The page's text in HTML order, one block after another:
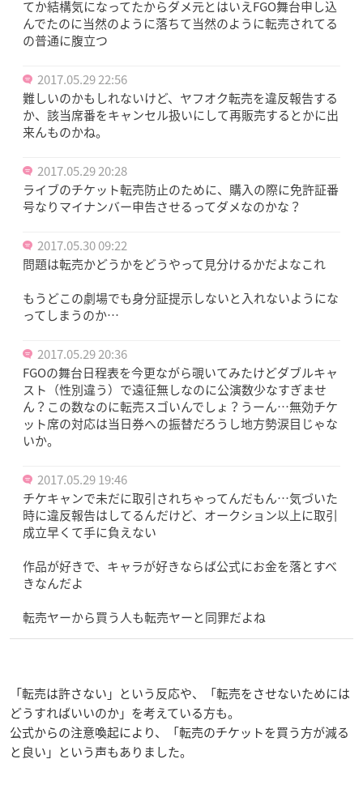
てか結構気になってたからダメ元とはいえFGO舞台申し込
んでたのに当然のように落ちて当然のように転売されてる
の普通に腹立つ
2017.05.29 22:56
難しいのかもしれないけど、ヤフオク転売を違反報告する
か、該当席番をキャンセル扱いにして再販売するとかに出
来んものかね。
2017.05.29 20:28
ライブのチケット転売防止のために、購入の際に免許証番
号なりマイナンバー申告させるってダメなのかな？
2017.05.30 09:22
問題は転売かどうかをどうやって見分けるかだよなこれ
もうどこの劇場でも身分証提示しないと入れないようにな
ってしまうのか…
2017.05.29 20:36
FGOの舞台日程表を今更ながら覗いてみたけどダブルキャ
スト（性別違う）で遠征無しなのに公演数少なすぎませ
ん？この数なのに転売スゴいんでしょ？うーん…無効チケ
ット席の対応は当日券への振替だろうし地方勢涙目じゃな
いか。
2017.05.29 19:46
チケキャンで未だに取引されちゃってんだもん…気づいた
時に違反報告はしてるんだけど、オークション以上に取引
成立早くて手に負えない
作品が好きで、キャラが好きならば公式にお金を落とすべ
きなんだよ
転売ヤーから買う人も転売ヤーと同罪だよね
「転売は許さない」という反応や、「転売をさせないためには
どうすればいいのか」を考えている方も。
公式からの注意喚起により、「転売のチケットを買う方が減る
と良い」という声もありました。